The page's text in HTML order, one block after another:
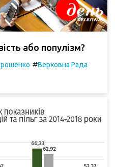
або популізм?
#Верховна Рада